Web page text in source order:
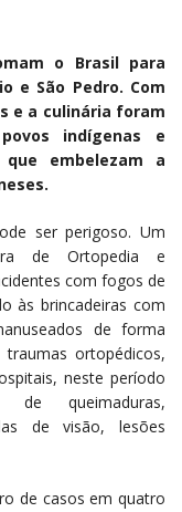
o Brasil para
e São Pedro. Com
e a culinária foram
indígenas e
embelezam a
ser perigoso. Um
de Ortopedia e
com fogos de
às brincadeiras com
de forma
ortopédicos,
neste período
queimaduras,
de visão, lesões
de casos em quatro